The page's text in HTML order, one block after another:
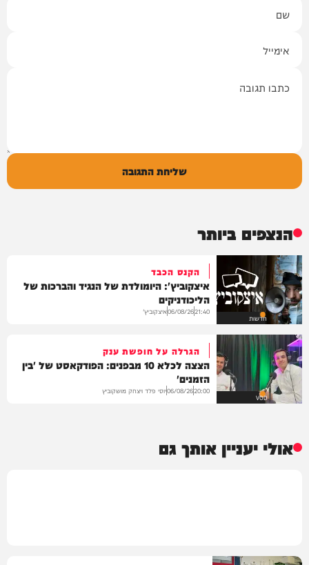
שליחת התגובה
הנצפים ביותר
חדשות
הקנס הכבד
איצקוביץ': היומולדת של הנגיד והברכות של
הליכודניקים
21:40
06/08/26איצקוביץ'
VOD
הגרלה על חופשת ענק
הצצה לכלא 10 מבפנים: הפודקאסט של 'בין
הזמנים'
20:00
06/08/26יוסי פלד ויצחק מושקוביץ
אולי יעניין אותך גם